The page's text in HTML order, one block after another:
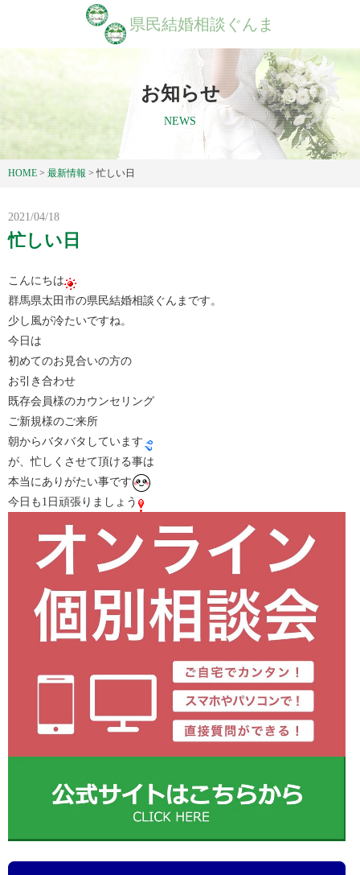
県民結婚相談ぐんま
お知らせ
NEWS
HOME > 最新情報 >忙しい日
2021/04/18
忙しい日
こんにちは
群馬県太田市の県民結婚相談ぐんまです。
少し風が冷たいですね。
今日は
初めてのお見合いの方の
お引き合わせ
既存会員様のカウンセリング
ご新規様のご来所
朝からバタバタしています
が、忙しくさせて頂ける事は
本当にありがたい事です
今日も1日頑張りましょう